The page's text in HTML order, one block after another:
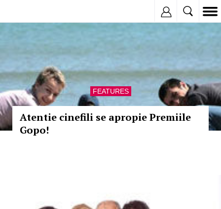
FEATURES
Atentie cinefili se apropie Premiile
Gopo!